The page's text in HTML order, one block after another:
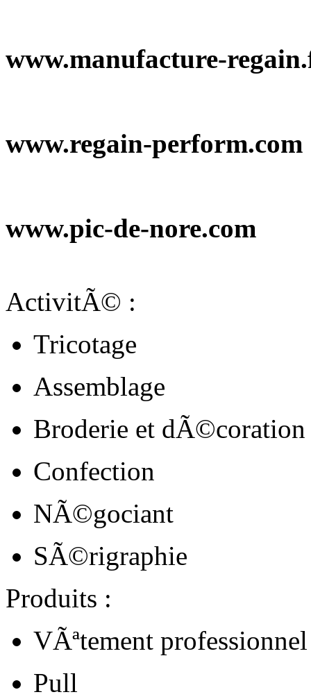
www.manufacture-
www.regain-perform.com
www.pic-de-nore.com
ActivitÃ© :
Tricotage
Assemblage
Broderie et dÃ©coration
Confection
NÃ©gociant
SÃ©rigraphie
Produits :
VÃªtement professionnel
Pull